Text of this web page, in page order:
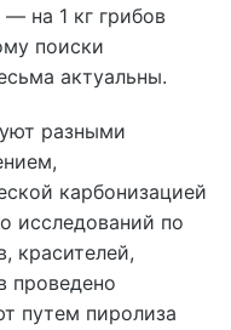
— на 1 кг грибов
поиски
актуальны.
разными
карбонизацией
исследований по
красителей,
проведено
путем пиролиза